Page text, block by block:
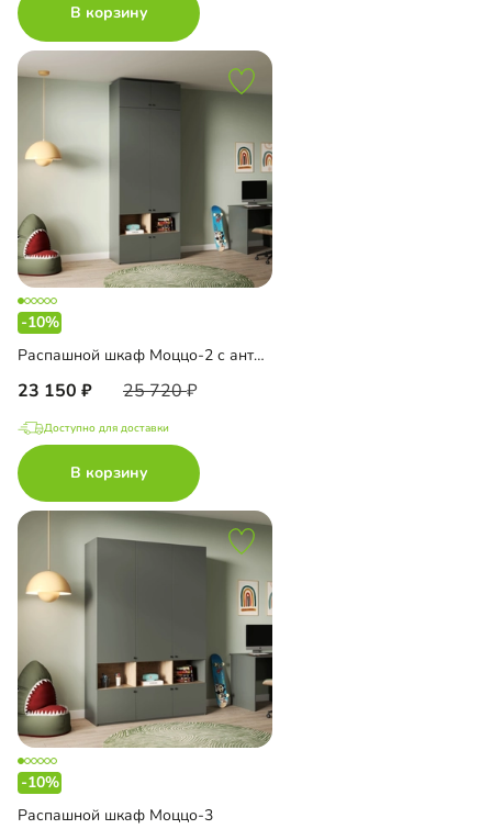
В корзину
-10%
Распашной шкаф Моццо-2 с антресолью
23 150 25 720
Доступно для доставки
В корзину
-10%
Распашной шкаф Моццо-3